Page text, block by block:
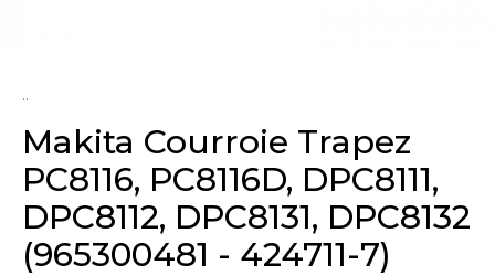
..
Makita Courroie Trapez
PC8116, PC8116D, DPC8111,
DPC8112, DPC8131, DPC8132
(965300481 - 424711-7)